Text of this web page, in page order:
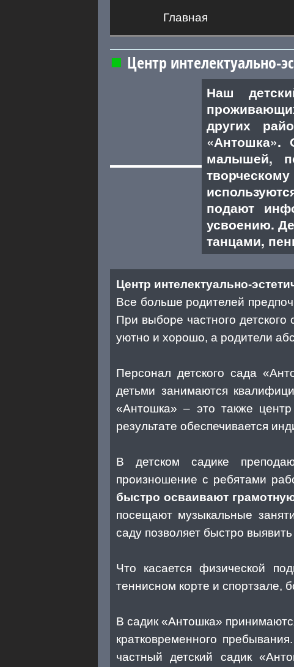
Главная
Центр интелектуально-
Наш
других
«Антошка».
малышей,
подают
усвоению.
танцами,
Центр интелектуально-
Все больше родителей
При выборе частного
уютно и хорошо, а родители
Персонал детского сада
детьми занимаются
«Антошка» – это также
результате обеспечивается
В детском садике
произношение с ребятами
быстро осваивают
посещают музыкальные
саду позволяет быстро
Что касается физической
теннисном корте и спортзале,
В садик «Антошка»
кратковременного
частный детский садик